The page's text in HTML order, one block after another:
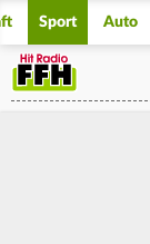
Sport Auto